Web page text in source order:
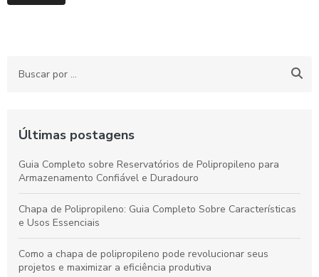
Últimas postagens
Guia Completo sobre Reservatórios de Polipropileno para
Armazenamento Confiável e Duradouro
Chapa de Polipropileno: Guia Completo Sobre Características
e Usos Essenciais
Como a chapa de polipropileno pode revolucionar seus
projetos e maximizar a eficiência produtiva